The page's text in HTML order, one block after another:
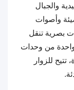
والجبال
وأصوات
بصرية تنقل
واحدة من وحدات
للزوار